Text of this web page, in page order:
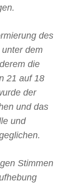
des
dem
die
21 auf 18
der
und das
und
Stimmen